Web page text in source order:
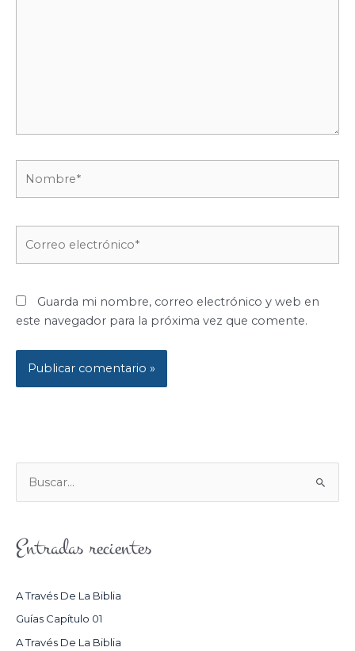
Guarda mi nombre, correo electrónico y web en
este navegador para la próxima vez que comente.
U
C
Entradas recientes
A Través De La Biblia
Guías Capítulo 01
A Través De La Biblia